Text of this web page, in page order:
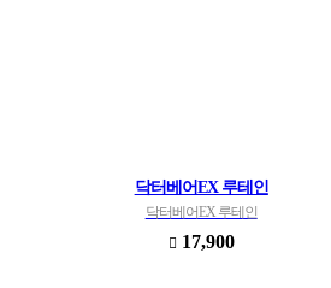
닥터베어EX 루테인
닥터베어EX 루테인
17,900